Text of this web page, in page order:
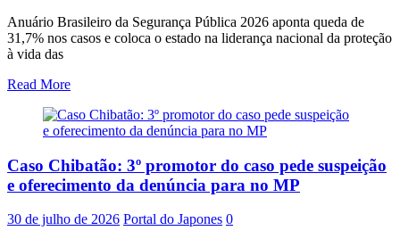
Anuário Brasileiro da Segurança Pública 2026 aponta queda de
31,7% nos casos e coloca o estado na liderança nacional da proteção
à vida das
Read More
Caso Chibatão: 3º promotor do caso pede suspeição
e oferecimento da denúncia para no MP
30 de julho de 2026 Portal do Japones 0